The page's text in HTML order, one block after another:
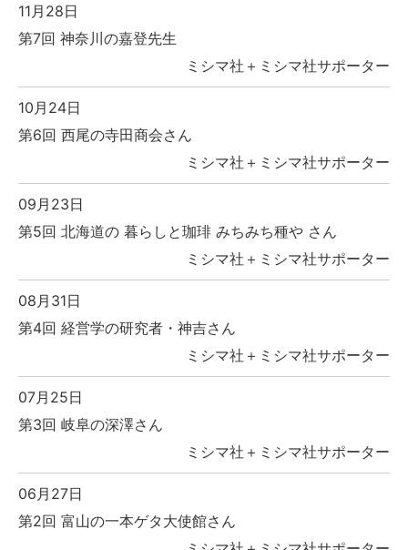
11月28日
第7回 神奈川の嘉登先生
ミシマ社＋ミシマ社サポーター
10月24日
第6回 西尾の寺田商会さん
ミシマ社＋ミシマ社サポーター
09月23日
第5回 北海道の 暮らしと珈琲 みちみち種や さん
ミシマ社＋ミシマ社サポーター
08月31日
第4回 経営学の研究者・神吉さん
ミシマ社＋ミシマ社サポーター
07月25日
第3回 岐阜の深澤さん
ミシマ社＋ミシマ社サポーター
06月27日
第2回 富山の一本ゲタ大使館さん